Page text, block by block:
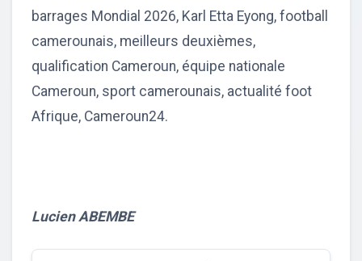
barrages Mondial 2026, Karl Etta Eyong, football
camerounais, meilleurs deuxièmes,
qualification Cameroun, équipe nationale
Cameroun, sport camerounais, actualité foot
Afrique, Cameroun24.
Lucien ABEMBE